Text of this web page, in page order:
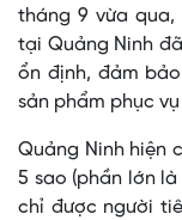
tháng 9 vừa qua,
tại Quảng Ninh
ổn định, đảm
sản phẩm phục
Quảng Ninh hiện
5 sao (phần lớn
chỉ được người